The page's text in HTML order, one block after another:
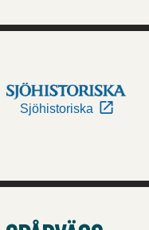
Sjöhistoriska